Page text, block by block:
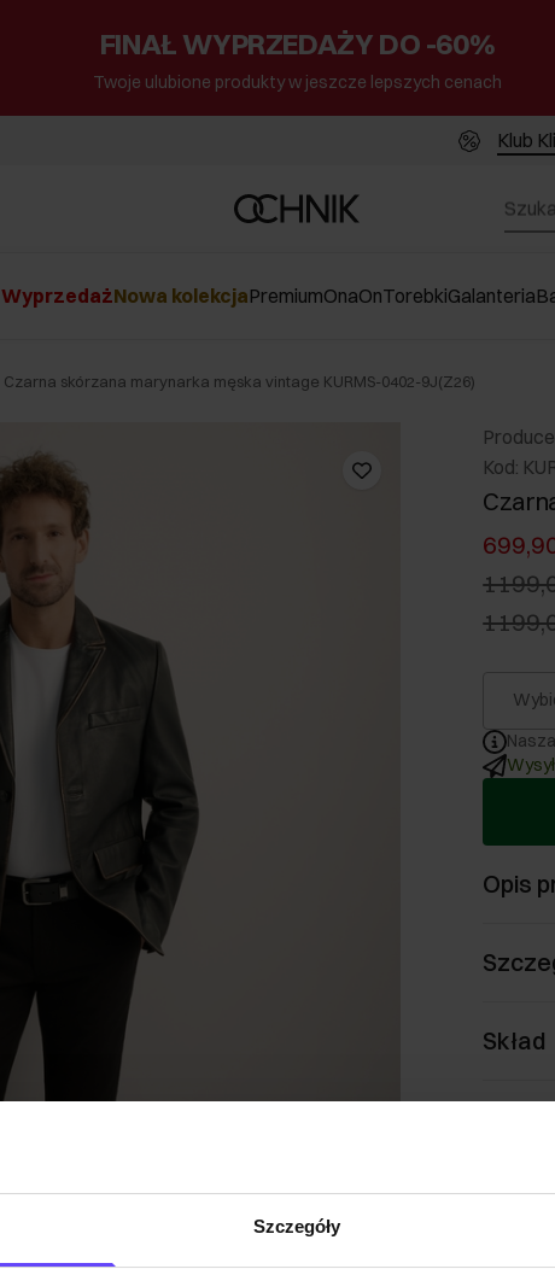
Szczegóły
FINAŁ WYPRZEDAŻY DO -60%
Twoje ulubione produkty w jeszcze lepszych cenach
Klub
WyprzedażNowa kolekcjaPremiumOnaOnTorebkiGalanteria
Czarna skórzana marynarka męska vintage KURMS-0402-9J(Z26)
Kod:
Opis
Skład